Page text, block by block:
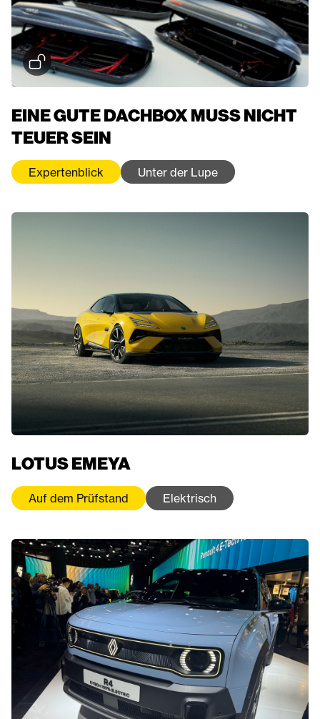
EINE GUTE DACHBOX MUSS NICHT
TEUER SEIN
Expertenblick Unter der Lupe
LOTUS EMEYA
Auf dem Prüfstand Elektrisch